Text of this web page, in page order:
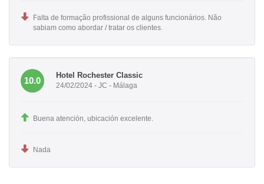
Falta de formação profissional de alguns funcionários. Não
sabiam como abordar / tratar os clientes.
10.0
Hotel Rochester Classic
24/02/2024 - JC - Málaga
Buena atención, ubicación excelente.
Nada